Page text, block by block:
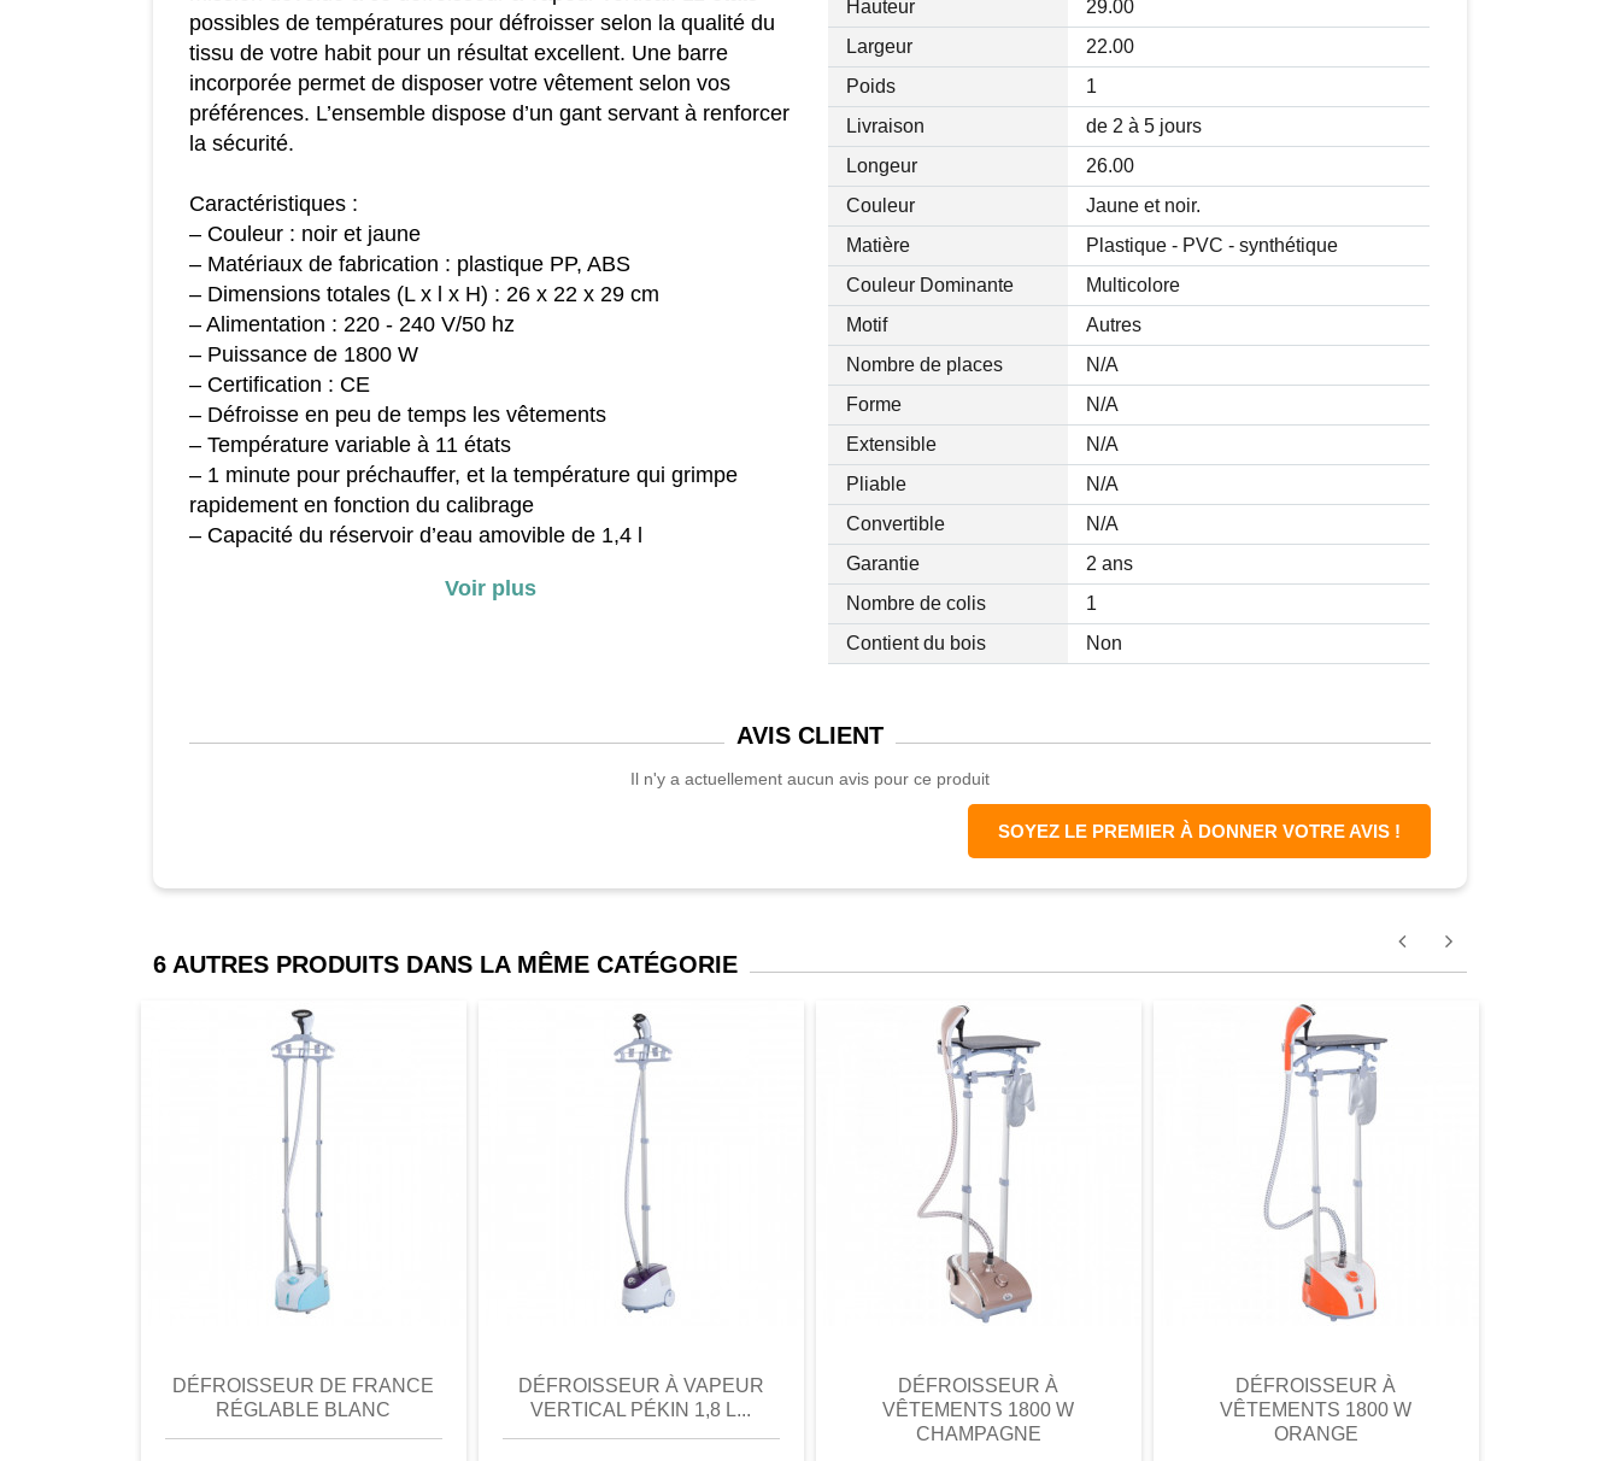
possibles de températures pour défroisser selon la qualité du
tissu de votre habit pour un résultat excellent. Une barre
incorporée permet de disposer votre vêtement selon vos
préférences. L’ensemble dispose d’un gant servant à renforcer
la sécurité.
Caractéristiques :
– Couleur : noir et jaune
– Matériaux de fabrication : plastique PP, ABS
– Dimensions totales (L x l x H) : 26 x 22 x 29 cm
– Alimentation : 220 - 240 V/50 hz
– Puissance de 1800 W
– Certification : CE
– Défroisse en peu de temps les vêtements
– Température variable à 11 états
– 1 minute pour préchauffer, et la température qui grimpe
rapidement en fonction du calibrage
– Capacité du réservoir d’eau amovible de 1,4 l
– Fonctionnement de 40 minutes max pour un défroissage
Voir plus
Hauteur
29.00
Largeur
22.00
Poids
1
Livraison
de 2 à 5 jours
Longeur
26.00
Couleur
Jaune et noir.
Matière
Plastique - PVC - synthétique
Couleur Dominante
Multicolore
Motif
Autres
Nombre de places
N/A
Forme
N/A
Extensible
N/A
Pliable
N/A
Convertible
N/A
Garantie
2 ans
Nombre de colis
1
Contient du bois
Non
AVISCLIENT
Il n'y a actuellement aucun avis pour ce produit
SOYEZ LE PREMIER À DONNER VOTRE AVIS !
6 AUTRES PRODUITS DANS LA MÊME CATÉGORIE
DÉFROISSEUR DE FRANCE
RÉGLABLE BLANC
Favori
DÉFROISSEUR À VAPEUR
VERTICAL PÉKIN 1,8 L...
Favori
DÉFROISSEUR À
VÊTEMENTS 1800 W
CHAMPAGNE
Favori
DÉFROISSEUR À
VÊTEMENTS 1800 W
ORANGE
Favori